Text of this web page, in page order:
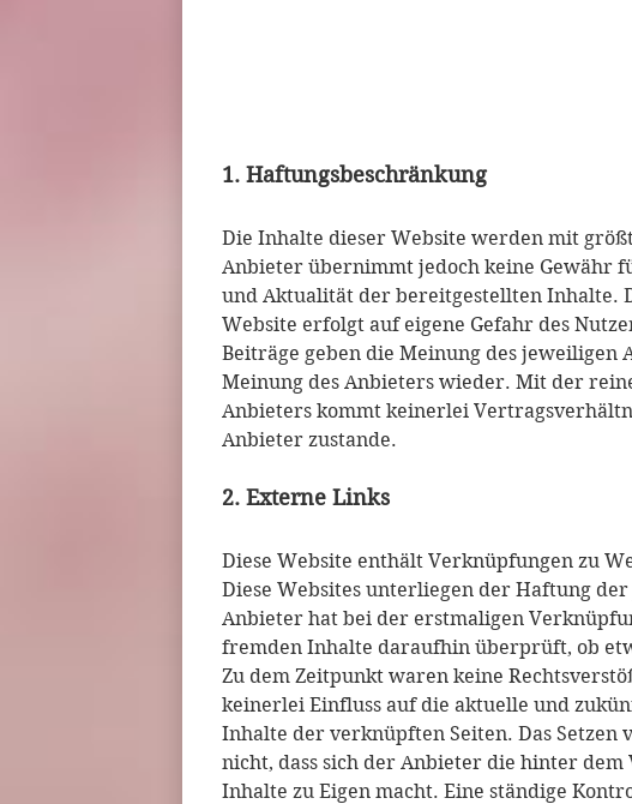
1. Haftungsbeschränkung
Die Inhalte dieser Website werden mit
Anbieter übernimmt jedoch keine Gewähr
und Aktualität der bereitgestellten Inhalte.
Website erfolgt auf eigene Gefahr des
Beiträge geben die Meinung des jeweiligen
Meinung des Anbieters wieder. Mit der
Anbieters kommt keinerlei
Anbieter zustande.
2. Externe Links
Diese Website enthält Verknüpfungen zu
Diese Websites unterliegen der Haftung
Anbieter hat bei der erstmaligen
fremden Inhalte daraufhin überprüft, ob
Zu dem Zeitpunkt waren keine
keinerlei Einfluss auf die aktuelle und
Inhalte der verknüpften Seiten. Das Setzen
nicht, dass sich der Anbieter die hinter
Inhalte zu Eigen macht. Eine ständige